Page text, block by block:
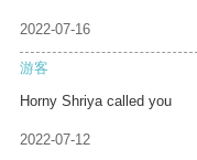
2022-07-16
游客
Horny Shriya called you
2022-07-12